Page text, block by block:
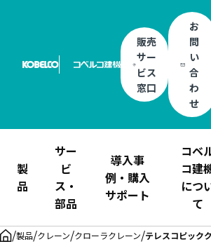
販売
サー
ビス
窓口
お
問
い
合
わ
せ
製
品
サー
ビ
ス・
部品
導入事
例・購入
サポート
コベ
コ建
につ
て
/製品/クレーン/クローラクレーン/テレスコピック